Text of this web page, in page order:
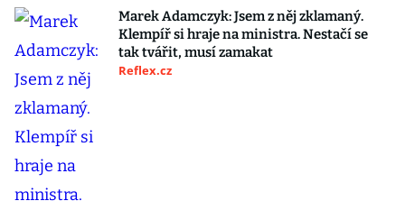
Marek Adamczyk: Jsem z něj zklamaný.
Klempíř si hraje na ministra. Nestačí se
tak tvářit, musí zamakat
Reflex.cz